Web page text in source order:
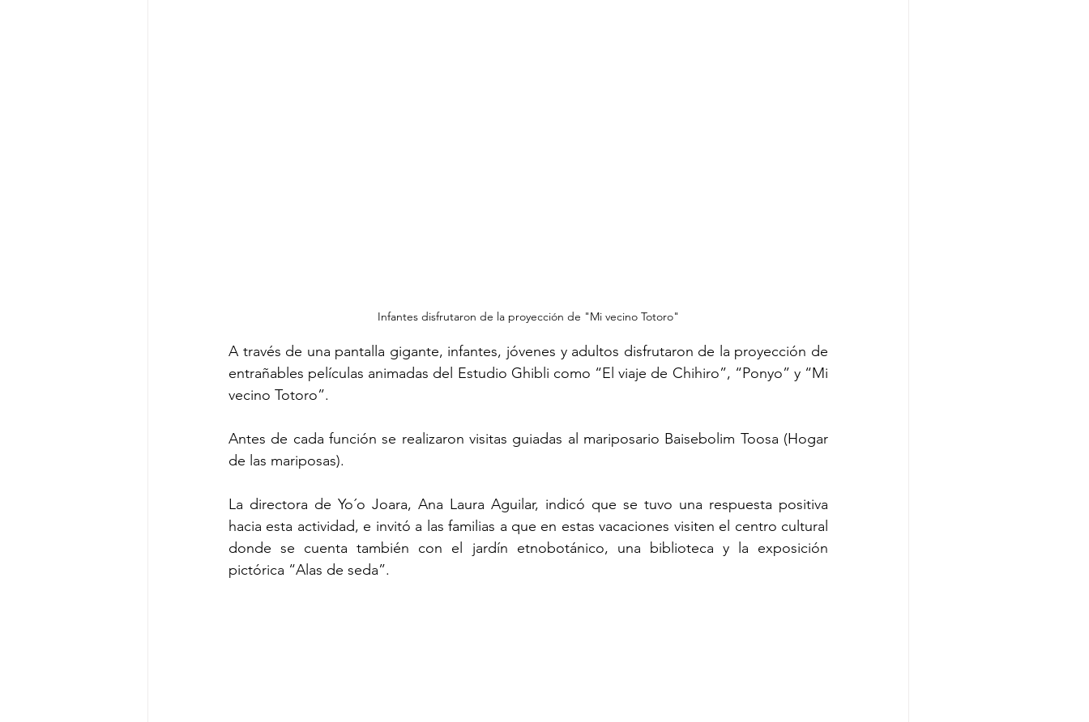
Infantes disfrutaron de la proyección de "Mi vecino Totoro"
A través de una pantalla gigante, infantes, jóvenes y adultos disfrutaron de la proyección de
entrañables películas animadas del Estudio Ghibli como “El viaje de Chihiro”, “Ponyo” y “Mi
vecino Totoro”.
Antes de cada función se realizaron visitas guiadas al mariposario Baisebolim Toosa (Hogar
de las mariposas).
La directora de Yo´o Joara, Ana Laura Aguilar, indicó que se tuvo una respuesta positiva
hacia esta actividad, e invitó a las familias a que en estas vacaciones visiten el centro cultural
donde se cuenta también con el jardín etnobotánico, una biblioteca y la exposición
pictórica “Alas de seda”.